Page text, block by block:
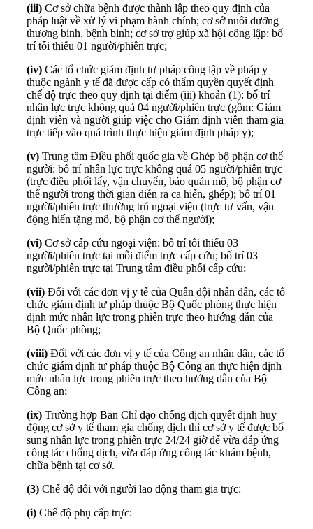
(iii) Cơ sở chữa bệnh được thành lập theo quy định của
pháp luật về xử lý vi phạm hành chính; cơ sở nuôi dưỡng
thương binh, bệnh binh; cơ sở trợ giúp xã hội công lập: bố
trí tối thiểu 01 người/phiên trực;
(iv) Các tổ chức giám định tư pháp công lập về pháp y
thuộc ngành y tế đã được cấp có thẩm quyền quyết định
chế độ trực theo quy định tại điểm (iii) khoản (1): bố trí
nhân lực trực không quá 04 người/phiên trực (gồm: Giám
định viên và người giúp việc cho Giám định viên tham gia
trực tiếp vào quá trình thực hiện giám định pháp y);
(v) Trung tâm Điều phối quốc gia về Ghép bộ phận cơ thể
người: bố trí nhân lực trực không quá 05 người/phiên trực
(trực điều phối lấy, vận chuyển, bảo quản mô, bộ phận cơ
thể người trong thời gian diễn ra ca hiến, ghép); bố trí 01
người/phiên trực thường trú ngoại viện (trực tư vấn, vận
động hiến tặng mô, bộ phận cơ thể người);
(vi) Cơ sở cấp cứu ngoại viện: bố trí tối thiểu 03
người/phiên trực tại mỗi điểm trực cấp cứu; bố trí 03
người/phiên trực tại Trung tâm điều phối cấp cứu;
(vii) Đối với các đơn vị y tế của Quân đội nhân dân, các tổ
chức giám định tư pháp thuộc Bộ Quốc phòng thực hiện
định mức nhân lực trong phiên trực theo hướng dẫn của
Bộ Quốc phòng;
(viii) Đối với các đơn vị y tế của Công an nhân dân, các tổ
chức giám định tư pháp thuộc Bộ Công an thực hiện định
mức nhân lực trong phiên trực theo hướng dẫn của Bộ
Công an;
(ix) Trường hợp Ban Chỉ đạo chống dịch quyết định huy
động cơ sở y tế tham gia chống dịch thì cơ sở y tế được bổ
sung nhân lực trong phiên trực 24/24 giờ để vừa đáp ứng
công tác chống dịch, vừa đáp ứng công tác khám bệnh,
chữa bệnh tại cơ sở.
(3) Chế độ đối với người lao động tham gia trực:
(i) Chế độ phụ cấp trực: